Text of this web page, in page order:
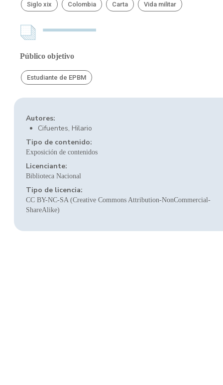
Siglo xix Colombia Carta Vida militar
Público objetivo
Estudiante de EPBM
Autores:
Cifuentes, Hilario
Tipo de contenido:
Exposición de contenidos
Licenciante:
Biblioteca Nacional
Tipo de licencia:
CC BY-NC-SA (Creative Commons Attribution-NonCommercial-
ShareAlike)